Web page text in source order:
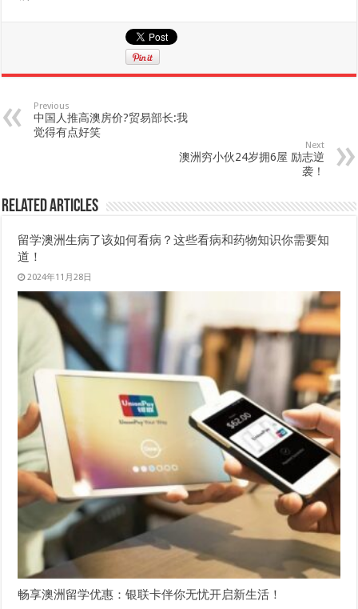
Previous
中国人推高澳房价?贸易部长:我
觉得有点好笑
Next
澳洲穷小伙24岁拥6屋 励志逆
袭！
Related Articles
留学澳洲生病了该如何看病？这些看病和药物知识你需要知
道！
2024年11月28日
畅享澳洲留学优惠：银联卡伴你无忧开启新生活！